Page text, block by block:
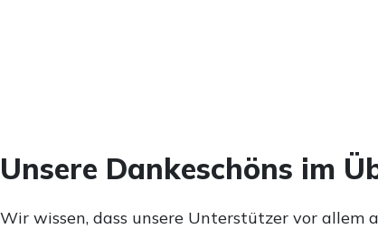
Unsere Dankeschöns im
Wir wissen, dass unsere Unterstützer vor allem